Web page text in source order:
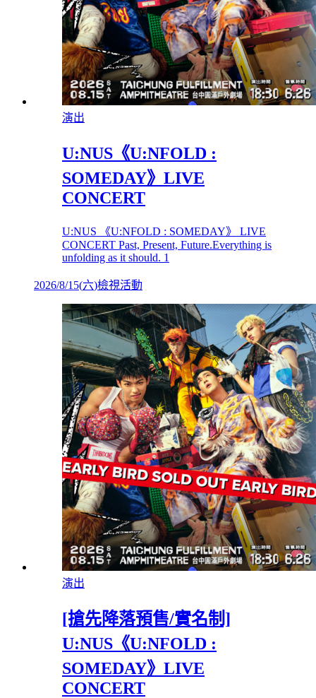
演出
U:NUS《U:NFOLD :
SOMEDAY》LIVE
CONCERT
U:NUS 《U:NFOLD : SOMEDAY》 LIVE
CONCERT Past, Present, Future.Everything is
unfolding as it should. 1
2026/8/15(六)檢視活動
演出
[搶先降落預售/實名制]
U:NUS《U:NFOLD :
SOMEDAY》LIVE
CONCERT